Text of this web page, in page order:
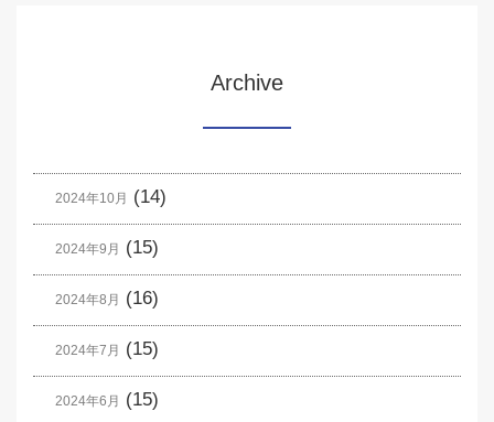
Archive
2024年10月 (14)
2024年9月 (15)
2024年8月 (16)
2024年7月 (15)
2024年6月 (15)